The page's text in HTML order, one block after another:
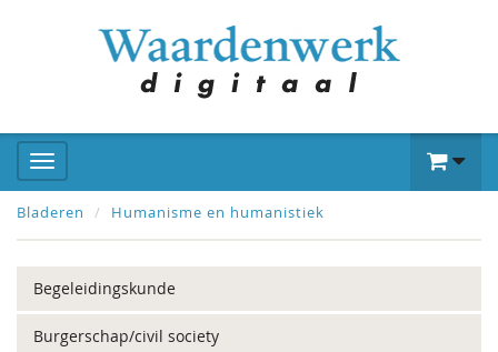
Bladeren Humanisme en humanistiek
Begeleidingskunde
Burgerschap/civil society